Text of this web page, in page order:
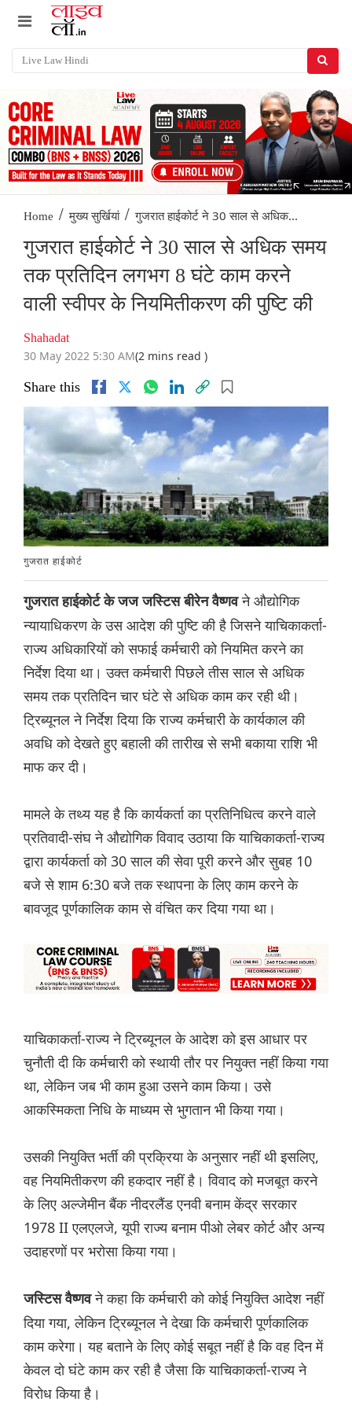
Home / मुख्य सुर्खियां / गुजरात हाईकोर्ट ने 30 साल से अधिक...
गुजरात हाईकोर्ट ने 30 साल से अधिक समय
तक प्रतिदिन लगभग 8 घंटे काम करने
वाली स्वीपर के नियमितीकरण की पुष्टि की
Shahadat
30 May 2022 5:30 AM(2 mins read )
Share this
गुजरात हाईकोर्ट
गुजरात हाईकोर्ट के जज जस्टिस बीरेन वैष्णवने औद्योगिक
न्यायाधिकरण के उस आदेश की पुष्टि की है जिसने याचिकाकर्ता-
राज्य अधिकारियों को सफाई कर्मचारी को नियमित करने का
निर्देश दिया था। उक्त कर्मचारी पिछले तीस साल से अधिक
समय तक प्रतिदिन चार घंटे से अधिक काम कर रही थी।
ट्रिब्यूनल ने निर्देश दिया कि राज्य कर्मचारी के कार्यकाल की
अवधि को देखते हुए बहाली की तारीख से सभी बकाया राशि भी
माफ कर दी।
मामले के तथ्य यह है कि कार्यकर्ता का प्रतिनिधित्व करने वाले
प्रतिवादी-संघ ने औद्योगिक विवाद उठाया कि याचिकाकर्ता-राज्य
द्वारा कार्यकर्ता को 30 साल की सेवा पूरी करने और सुबह 10
बजे से शाम 6:30 बजे तक स्थापना के लिए काम करने के
बावजूद पूर्णकालिक काम से वंचित कर दिया गया था।
याचिकाकर्ता-राज्य ने ट्रिब्यूनल के आदेश को इस आधार पर
चुनौती दी कि कर्मचारी को स्थायी तौर पर नियुक्त नहीं किया गया
था, लेकिन जब भी काम हुआ उसने काम किया। उसे
आकस्मिकता निधि के माध्यम से भुगतान भी किया गया।
उसकी नियुक्ति भर्ती की प्रक्रिया के अनुसार नहीं थी इसलिए,
वह नियमितीकरण की हकदार नहीं है। विवाद को मजबूत करने
के लिए अल्जेमीन बैंक नीदरलैंड एनवी बनाम केंद्र सरकार
1978 II एलएलजे, यूपी राज्य बनाम पीओ लेबर कोर्ट और अन्य
उदाहरणों पर भरोसा किया गया।
जस्टिस वैष्णवने कहा कि कर्मचारी को कोई नियुक्ति आदेश नहीं
दिया गया, लेकिन ट्रिब्यूनल ने देखा कि कर्मचारी पूर्णकालिक
काम करेगा। यह बताने के लिए कोई सबूत नहीं है कि वह दिन में
केवल दो घंटे काम कर रही है जैसा कि याचिकाकर्ता-राज्य ने
विरोध किया है।